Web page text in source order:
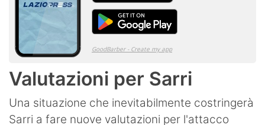
Valutazioni per Sarri
Una situazione che inevitabilmente costringerà
Sarri a fare nuove valutazioni per l'attacco